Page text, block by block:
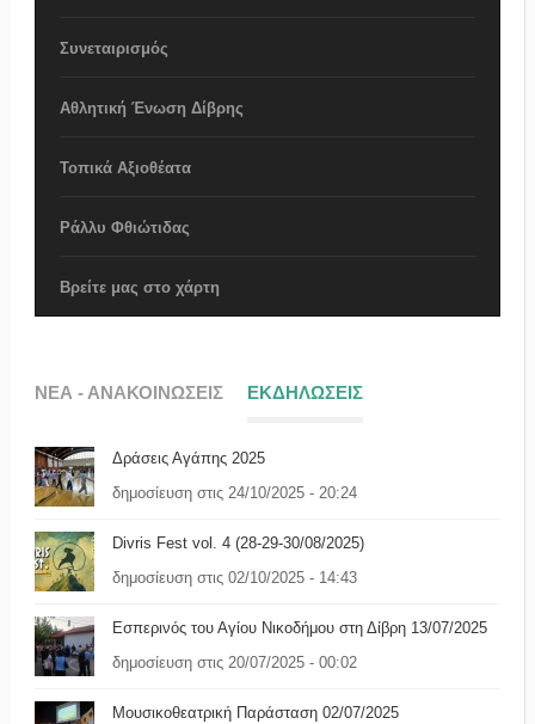
Συνεταιρισμός
Αθλητική Ένωση Δίβρης
Τοπικά Αξιοθέατα
Ράλλυ Φθιώτιδας
Βρείτε μας στο χάρτη
ΝΕΑ - ΑΝΑΚΟΙΝΩΣΕΙΣ ΕΚΔΗΛΩΣΕΙΣ
Δράσεις Αγάπης 2025
δημοσίευση στις 24/10/2025 - 20:24
Divris Fest vol. 4 (28-29-30/08/2025)
δημοσίευση στις 02/10/2025 - 14:43
Eσπερινός του Αγίου Νικοδήμου στη Δίβρη 13/07/2025
δημοσίευση στις 20/07/2025 - 00:02
Μουσικοθεατρική Παράσταση 02/07/2025